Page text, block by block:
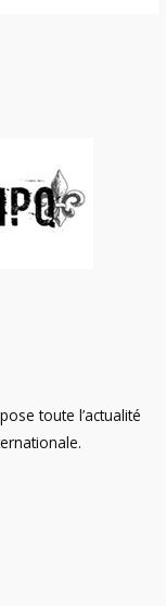
toute l’actualité